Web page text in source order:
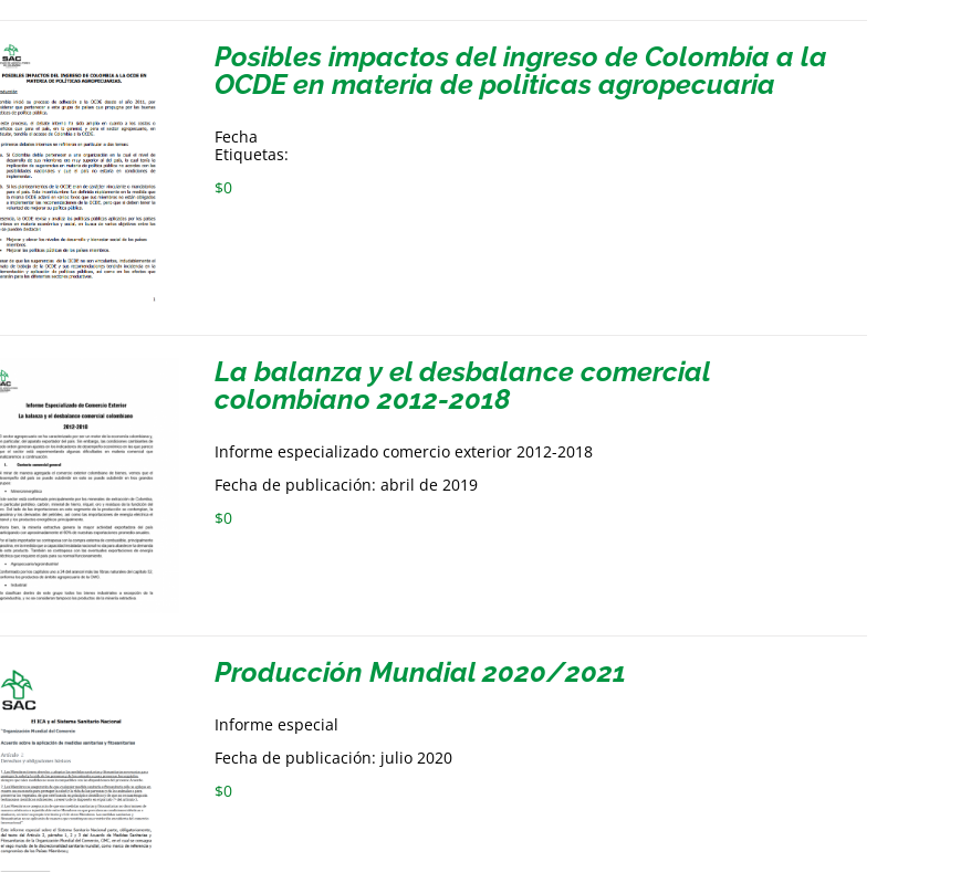
Posibles impactos del ingreso de Colombia a la
OCDE en materia de politicas agropecuaria
Fecha
Etiquetas:
$0
La balanza y el desbalance comercial
colombiano 2012-2018
Informe especializado comercio exterior 2012-2018
Fecha de publicación: abril de 2019
$0
Producción Mundial 2020/2021
Informe especial
Fecha de publicación: julio 2020
$0